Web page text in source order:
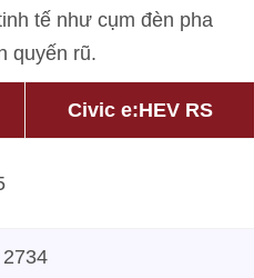
tế như cụm đèn pha
quyến rũ.
Civic e:HEV RS
2734